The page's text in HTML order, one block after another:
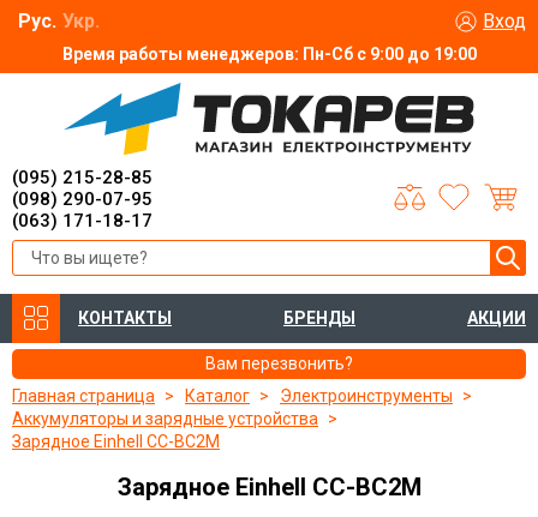
Время работы менеджеров: Пн-Сб с 9:00 до 19:00
Рус. Укр. Вход
(095) 215-28-85
(098) 290-07-95
(063) 171-18-17
КОНТАКТЫ БРЕНДЫ АКЦИИ
Вам перезвонить?
Главная страница
Каталог
Электроинструменты
Аккумуляторы и зарядные устройства
Зарядное Einhell СС-BC2M
Зарядное Einhell СС-BC2M